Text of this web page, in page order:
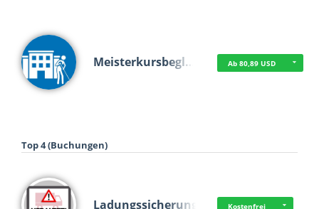
Meisterkursbegl… Ab 80,89 USD
Top 4 (Buchungen)
Ladungssicherung Kostenfrei